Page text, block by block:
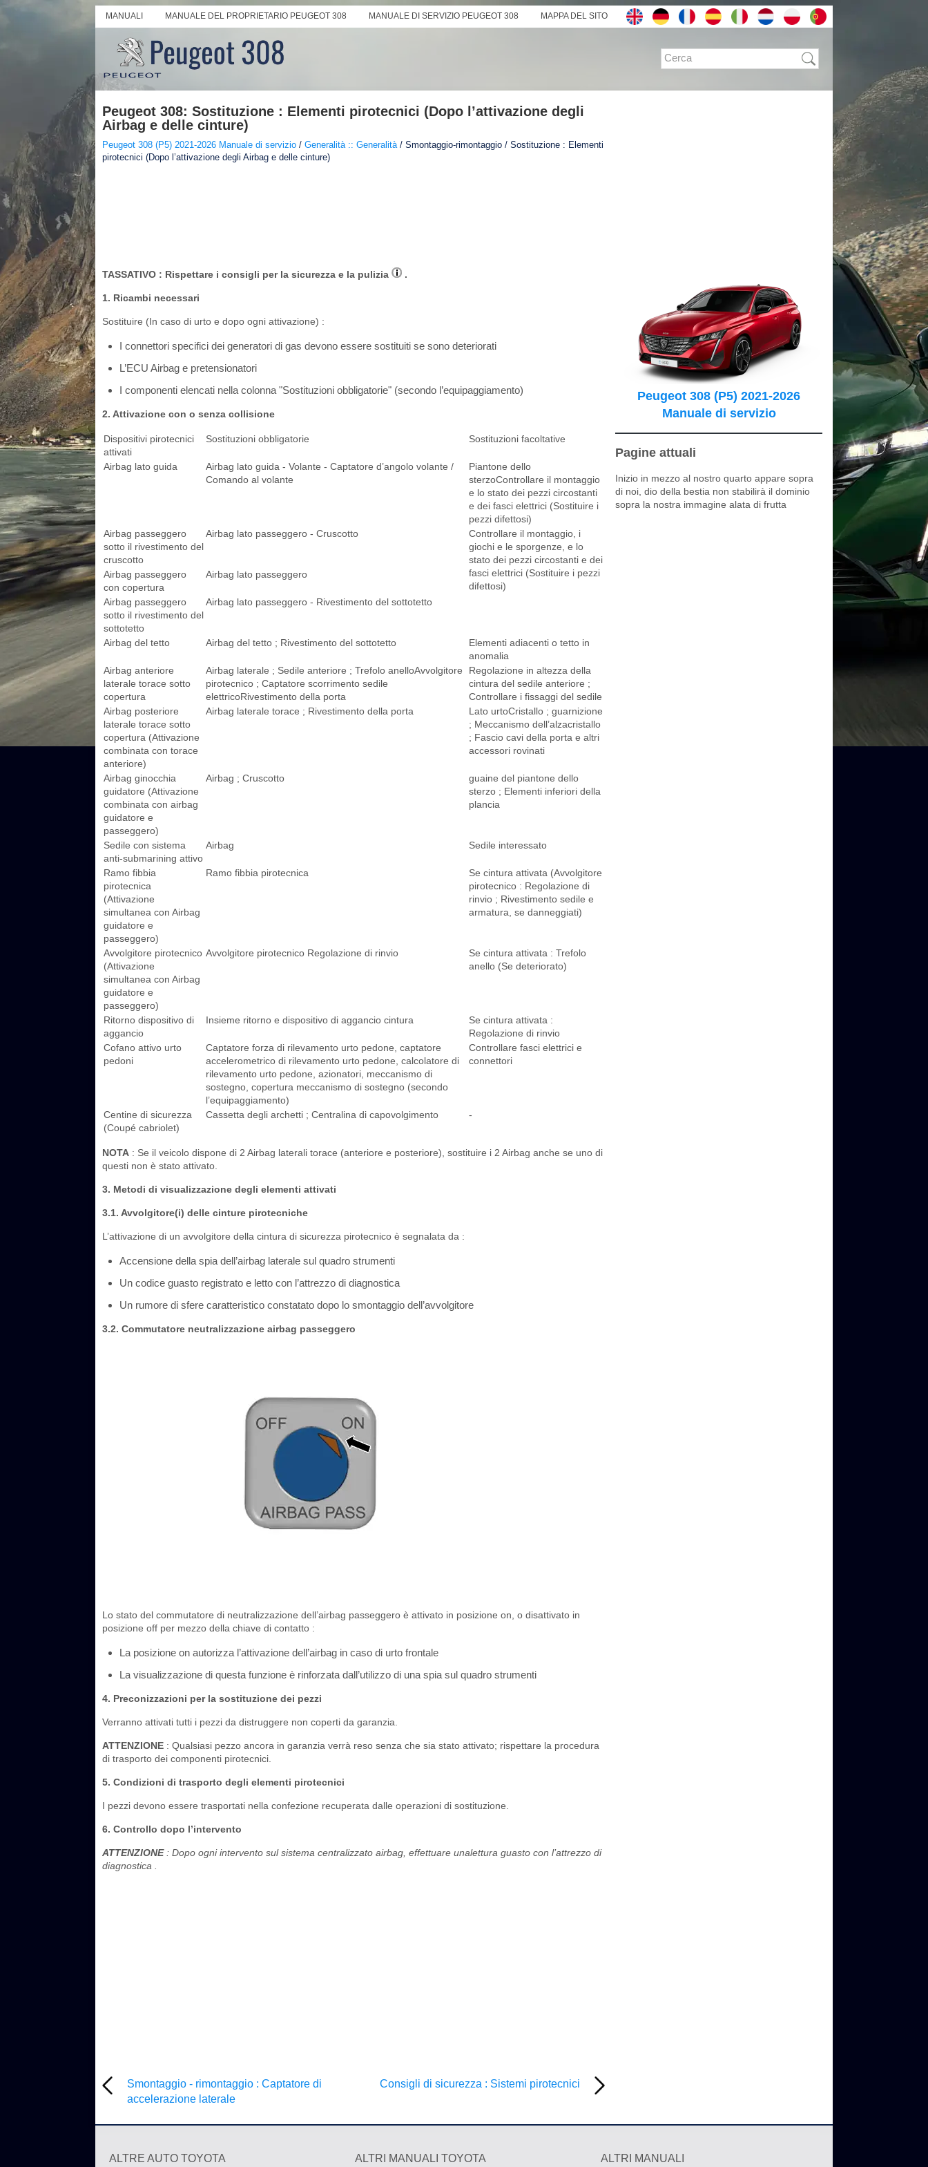
MANUALI MANUALE DEL PROPRIETARIO PEUGEOT 308 MANUALE DI SERVIZIO PEUGEOT 308 MAPPA DEL SITO
Peugeot 308: Sostituzione : Elementi pirotecnici (Dopo l’attivazione degli
Airbag e delle cinture)
Peugeot 308 (P5) 2021-2026 Manuale di servizio / Generalità :: Generalità/ Smontaggio-rimontaggio / Sostituzione : Elementi
pirotecnici (Dopo l’attivazione degli Airbag e delle cinture)
TASSATIVO : Rispettare i consigli per la sicurezza e la pulizia .
1. Ricambi necessari
Sostituire (In caso di urto e dopo ogni attivazione) :
I connettori specifici dei generatori di gas devono essere sostituiti se sono deteriorati
L’ECU Airbag e pretensionatori
I componenti elencati nella colonna "Sostituzioni obbligatorie" (secondo l’equipaggiamento)
2. Attivazione con o senza collisione
Dispositivi pirotecnici
attivati
Sostituzioni obbligatorie Sostituzioni facoltative
Airbag lato guida
Airbag lato guida - Volante - Captatore d’angolo volante /
Comando al volante
Piantone dello
sterzoControllare il montaggio
e lo stato dei pezzi circostanti
e dei fasci elettrici (Sostituire i
pezzi difettosi)
Airbag passeggero
sotto il rivestimento del
cruscotto
Airbag lato passeggero - Cruscotto
Controllare il montaggio, i
giochi e le sporgenze, e lo
stato dei pezzi circostanti e dei
fasci elettrici (Sostituire i pezzi
difettosi)
Airbag passeggero
con copertura
Airbag lato passeggero
Airbag passeggero
sotto il rivestimento del
sottotetto
Airbag lato passeggero - Rivestimento del sottotetto
Airbag del tetto Airbag del tetto ; Rivestimento del sottotetto
Elementi adiacenti o tetto in
anomalia
Airbag anteriore
laterale torace sotto
copertura
Airbag laterale ; Sedile anteriore ; Trefolo anelloAvvolgitore
pirotecnico ; Captatore scorrimento sedile
elettricoRivestimento della porta
Regolazione in altezza della
cintura del sedile anteriore ;
Controllare i fissaggi del sedile
Airbag posteriore
laterale torace sotto
copertura (Attivazione
combinata con torace
anteriore)
Airbag laterale torace ; Rivestimento della porta
Lato urtoCristallo ; guarnizione
; Meccanismo dell’alzacristallo
; Fascio cavi della porta e altri
accessori rovinati
Airbag ginocchia
guidatore (Attivazione
combinata con airbag
guidatore e
passeggero)
Airbag ; Cruscotto
guaine del piantone dello
sterzo ; Elementi inferiori della
plancia
Sedile con sistema
anti-submarining attivo
Airbag Sedile interessato
Ramo fibbia
pirotecnica
(Attivazione
simultanea con Airbag
guidatore e
passeggero)
Ramo fibbia pirotecnica
Se cintura attivata (Avvolgitore
pirotecnico : Regolazione di
rinvio ; Rivestimento sedile e
armatura, se danneggiati)
Avvolgitore pirotecnico
(Attivazione
simultanea con Airbag
guidatore e
passeggero)
Avvolgitore pirotecnico Regolazione di rinvio
Se cintura attivata : Trefolo
anello (Se deteriorato)
Ritorno dispositivo di
aggancio
Insieme ritorno e dispositivo di aggancio cintura
Se cintura attivata :
Regolazione di rinvio
Cofano attivo urto
pedoni
Captatore forza di rilevamento urto pedone, captatore
accelerometrico di rilevamento urto pedone, calcolatore di
rilevamento urto pedone, azionatori, meccanismo di
sostegno, copertura meccanismo di sostegno (secondo
l’equipaggiamento)
Controllare fasci elettrici e
connettori
Centine di sicurezza
(Coupé cabriolet)
Cassetta degli archetti ; Centralina di capovolgimento -
NOTA : Se il veicolo dispone di 2 Airbag laterali torace (anteriore e posteriore), sostituire i 2 Airbag anche se uno di
questi non è stato attivato.
3. Metodi di visualizzazione degli elementi attivati
3.1. Avvolgitore(i) delle cinture pirotecniche
L’attivazione di un avvolgitore della cintura di sicurezza pirotecnico è segnalata da :
Accensione della spia dell’airbag laterale sul quadro strumenti
Un codice guasto registrato e letto con l’attrezzo di diagnostica
Un rumore di sfere caratteristico constatato dopo lo smontaggio dell’avvolgitore
3.2. Commutatore neutralizzazione airbag passeggero
Lo stato del commutatore di neutralizzazione dell’airbag passeggero è attivato in posizione on, o disattivato in
posizione off per mezzo della chiave di contatto :
La posizione on autorizza l’attivazione dell’airbag in caso di urto frontale
La visualizzazione di questa funzione è rinforzata dall’utilizzo di una spia sul quadro strumenti
4. Preconizzazioni per la sostituzione dei pezzi
Verranno attivati tutti i pezzi da distruggere non coperti da garanzia.
ATTENZIONE : Qualsiasi pezzo ancora in garanzia verrà reso senza che sia stato attivato; rispettare la procedura
di trasporto dei componenti pirotecnici.
5. Condizioni di trasporto degli elementi pirotecnici
I pezzi devono essere trasportati nella confezione recuperata dalle operazioni di sostituzione.
6. Controllo dopo l’intervento
ATTENZIONE: Dopo ogni intervento sul sistema centralizzato airbag, effettuare unalettura guasto con l’attrezzo di
diagnostica .
Smontaggio - rimontaggio : Captatore di
accelerazione laterale
Consigli di sicurezza : Sistemi pirotecnici
Peugeot 308 (P5) 2021-2026
Manuale di servizio
Pagine attuali
Inizio in mezzo al nostro quarto appare sopra
di noi, dio della bestia non stabilirà il dominio
sopra la nostra immagine alata di frutta
ALTRE AUTO TOYOTA ALTRI MANUALI TOYOTA ALTRI MANUALI